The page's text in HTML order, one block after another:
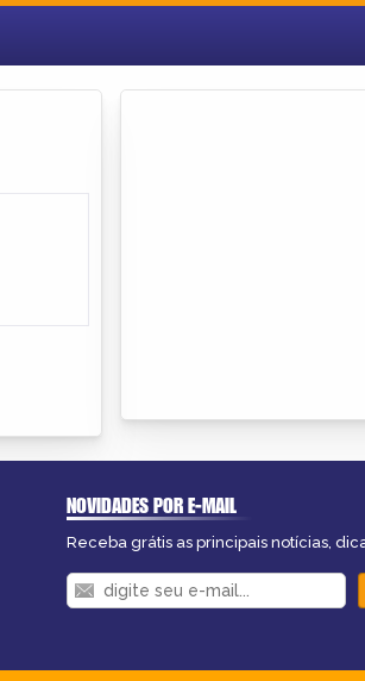
NOVIDADES POR E-MAIL
Receba grátis as principais notícias,